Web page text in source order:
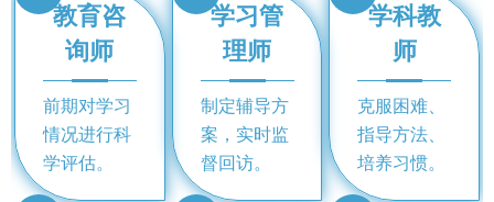
教育咨
询师
前期对学习
情况进行科
学评估。
学习管
理师
制定辅导方
案，实时监
督回访。
学科教
师
克服困难、
指导方法、
培养习惯。